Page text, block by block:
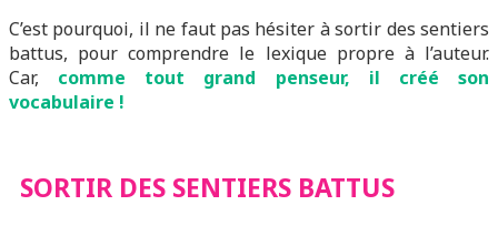
C’est pourquoi, il ne faut pas hésiter à sortir des sentiers
battus, pour comprendre le lexique propre à l’auteur.
Car, comme tout grand penseur, il créé son
vocabulaire !
SORTIR DES SENTIERS BATTUS